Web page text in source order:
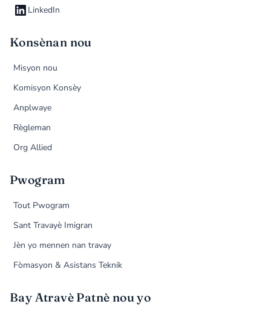
LinkedIn
Konsènan nou
Misyon nou
Komisyon Konsèy
Anplwaye
Règleman
Org Allied
Pwogram
Tout Pwogram
Sant Travayè Imigran
Jèn yo mennen nan travay
Fòmasyon & Asistans Teknik
Bay Atravè Patnè nou yo